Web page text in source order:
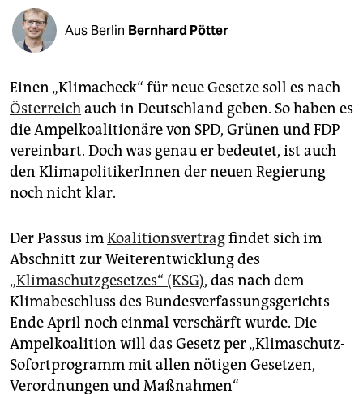
veranstaltungen
shop
unterstützen
abo
genossenschaft
epaper login
Aus Berlin Bernhard Pötter
Einen „Klimacheck“ für neue Gesetze soll es nach
Österreichauch in Deutschland geben. So haben es
die Ampelkoalitionäre von SPD, Grünen und FDP
vereinbart. Doch was genau er bedeutet, ist auch
den KlimapolitikerInnen der neuen Regierung
noch nicht klar.
Der Passus imKoalitionsvertragfindet sich im
Abschnitt zur Weiterentwicklung des
„Klimaschutzgesetzes“ (KSG), das nach dem
Klimabeschluss des Bundesverfassungsgerichts
Ende April noch einmal verschärft wurde. Die
Ampelkoalition will das Gesetz per „Klimaschutz-
Sofortprogramm mit allen nötigen Gesetzen,
Verordnungen und Maßnahmen“